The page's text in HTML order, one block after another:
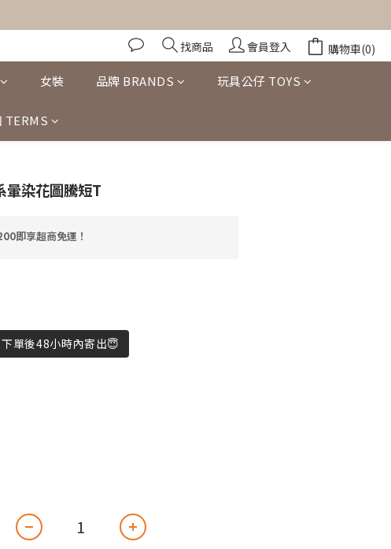
找商品 會員登入 購物車(0)
女裝 品牌 BRANDS 玩具公仔 TOYS
TERMS
暈染花圖騰短T
即享超商免運！
單後48小時內寄出😇